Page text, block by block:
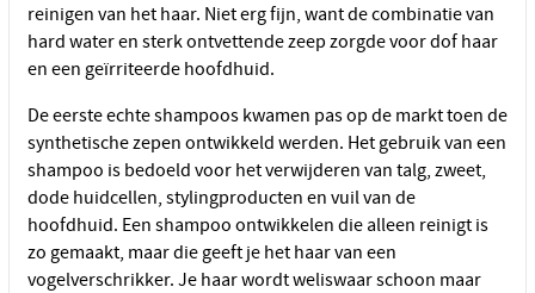
reinigen van het haar. Niet erg fijn, want de combinatie van
hard water en sterk ontvettende zeep zorgde voor dof haar
en een geïrriteerde hoofdhuid.
De eerste echte shampoos kwamen pas op de markt toen de
synthetische zepen ontwikkeld werden. Het gebruik van een
shampoo is bedoeld voor het verwijderen van talg, zweet,
dode huidcellen, stylingproducten en vuil van de
hoofdhuid. Een shampoo ontwikkelen die alleen reinigt is
zo gemaakt, maar die geeft je het haar van een
vogelverschrikker. Je haar wordt weliswaar schoon maar